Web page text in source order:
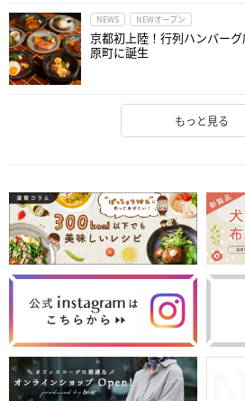
NEWS NEWオープン
京都初上陸！行列ハンバー
原町に誕生
もっと見る